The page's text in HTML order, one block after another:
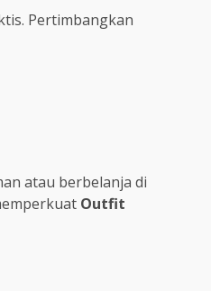
Pertimbangkan
atau berbelanja di
Outfit